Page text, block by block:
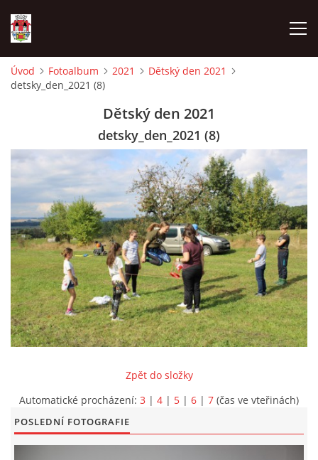
ÚVOD
HASIČI
VOLBY
VIDEA
OBČASNÍK
KONTAKT
Úvod Fotoalbum 2021
Dětský den 2021
detsky_den_2021 (8)
Dětský den 2021
detsky_den_2021 (8)
Zpět do složky
Automatické procházení: 3 | 4 | 5 | 6 | 7 (čas ve vteřinách)
POSLEDNÍ FOTOGRAFIE